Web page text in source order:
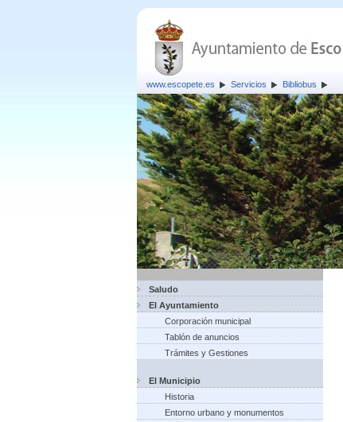
www.escopete.es Servicios Bibliobus
Saludo
El Ayuntamiento
Corporación municipal
Tablón de anuncios
Trámites y Gestiones
El Municipio
Historia
Entorno urbano y monumentos